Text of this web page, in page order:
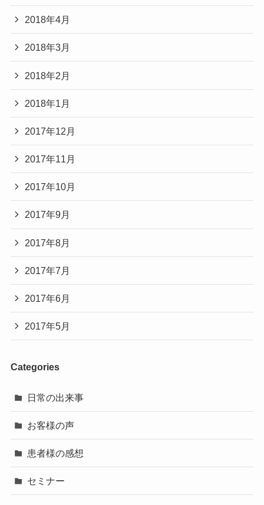
2018年4月
2018年3月
2018年2月
2018年1月
2017年12月
2017年11月
2017年10月
2017年9月
2017年8月
2017年7月
2017年6月
2017年5月
Categories
日常の出来事
お客様の声
患者様の感想
セミナー